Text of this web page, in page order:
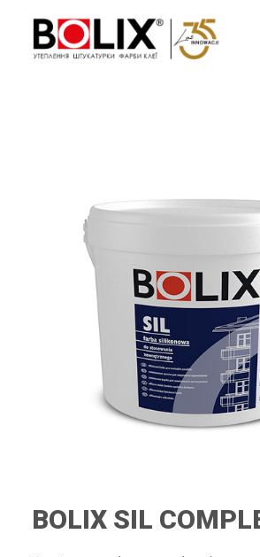
КАТАЛОГИ КОЛЬОРІВ
ПАРТНЕРИ
МАТЕРІАЛИ ДЛЯ ЗАВАНТАЖЕННЯ
RECEPTURY
BOLIX SIL